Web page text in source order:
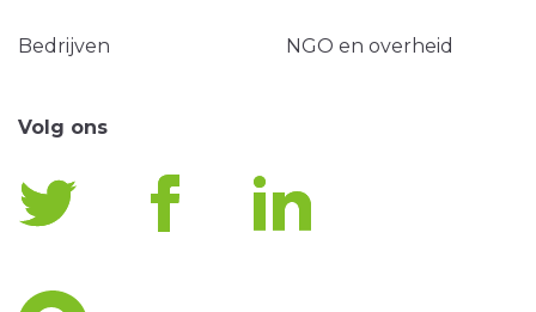
Bedrijven NGO en overheid
Volg ons